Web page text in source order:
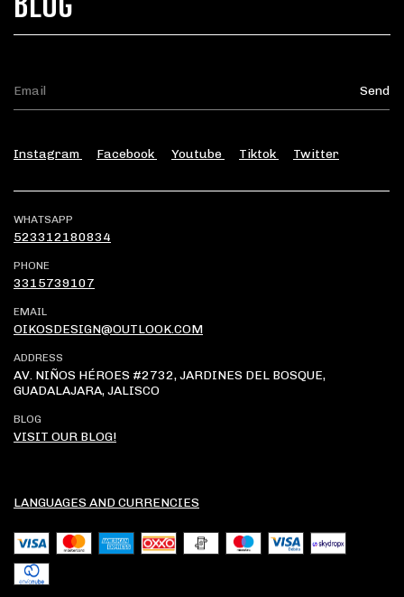
Instagram Facebook Youtube Tiktok Twitter
WHATSAPP
523312180834
PHONE
3315739107
EMAIL
OIKOSDESIGN@OUTLOOK.COM
ADDRESS
AV. NIÑOS HÉROES #2732, JARDINES DEL BOSQUE,
GUADALAJARA, JALISCO
BLOG
VISIT OUR BLOG!
LANGUAGES AND CURRENCIES